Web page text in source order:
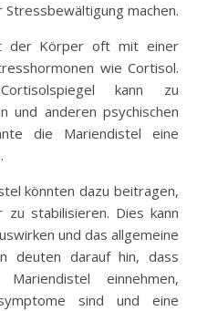
machen.
der Körper oft mit einer
wie Cortisol.
kann zu
und anderen psychischen
die Mariendistel eine
könnten dazu beitragen,
stabilisieren. Dies kann
und das allgemeine
deuten darauf hin, dass
einnehmen,
sind und eine